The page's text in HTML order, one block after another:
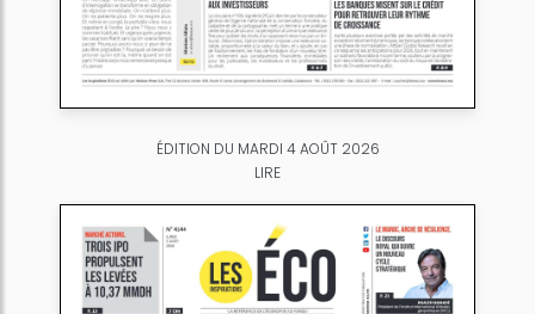
ÉDITION DU MARDI 4 AOÛT 2026
LIRE